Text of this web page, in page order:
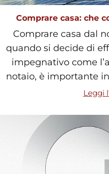
Comprare casa: che
Comprare casa dal
quando si decide di
impegnativo come
notaio, è importante
Leggi